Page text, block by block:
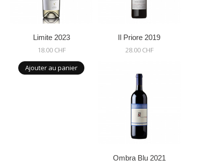
Limite 2023
18.00 CHF
Ajouter au panier
Il Priore 2019
28.00 CHF
Ombra Blu 2021